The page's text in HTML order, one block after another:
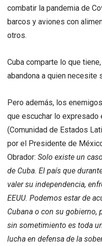
combatir la pandemia de
barcos y aviones con
otros.
Cuba comparte lo que
abandona a quien necesite
Pero además, los
que escuchar lo expresado
(Comunidad de Estados
por el Presidente de
Obrador: Solo existe un
de Cuba. El país que
valer su independencia,
EEUU. Podemos estar de
Cubana o con su gobierno,
sin sometimiento es toda
lucha en defensa de la